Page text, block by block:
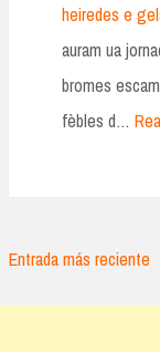
heiredes e
auram ua
bromes
fèbles d…
Entrada más reciente